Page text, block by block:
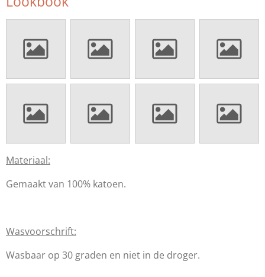
Materiaal:
Gemaakt van 100% katoen.
Wasvoorschrift:
Wasbaar op 30 graden en niet in de droger.